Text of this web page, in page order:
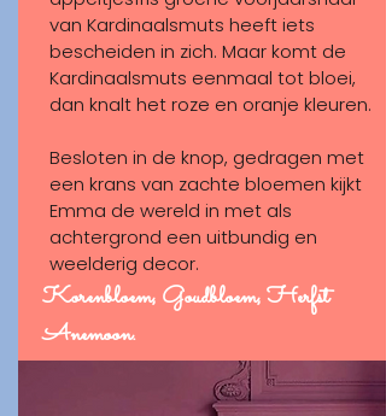
van Kardinaalsmuts heeft iets
bescheiden in zich. Maar komt de
Kardinaalsmuts eenmaal tot bloei,
dan knalt het roze en oranje kleuren.
Besloten in de knop, gedragen met
een krans van zachte bloemen kijkt
Emma de wereld in met als
achtergrond een uitbundig en
weelderig decor.
Korenbloem, Goudbloem, Herfst
Anemoon.